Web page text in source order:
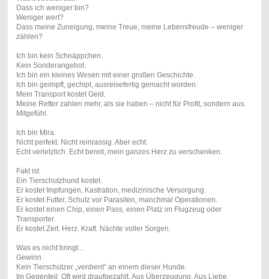
Dass ich weniger bin?
Weniger wert?
Dass meine Zuneigung, meine Treue, meine Lebensfreude – weniger
zählen?
Ich bin kein Schnäppchen.
Kein Sonderangebot.
Ich bin ein kleines Wesen mit einer großen Geschichte.
Ich bin geimpft, gechipt, ausreisefertig gemacht worden.
Mein Transport kostet Geld.
Meine Retter zahlen mehr, als sie haben – nicht für Profit, sondern aus
Mitgefühl.
Ich bin Mira.
Nicht perfekt. Nicht reinrassig. Aber echt.
Echt verletzlich. Echt bereit, mein ganzes Herz zu verschenken.
Fakt ist
Ein Tierschutzhund kostet.
Er kostet Impfungen, Kastration, medizinische Versorgung.
Er kostet Futter, Schutz vor Parasiten, manchmal Operationen.
Er kostet einen Chip, einen Pass, einen Platz im Flugzeug oder
Transporter.
Er kostet Zeit. Herz. Kraft. Nächte voller Sorgen.
Was es nicht bringt...
Gewinn.
Kein Tierschützer „verdient“ an einem dieser Hunde.
Im Gegenteil: Oft wird draufgezahlt. Aus Überzeugung. Aus Liebe.